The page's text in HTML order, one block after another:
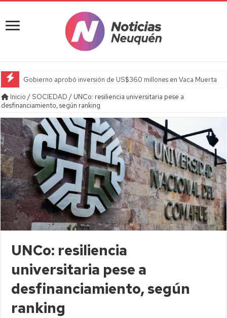
Gobierno aprobó inversión de US$360 millones en Vaca Muerta
Inicio / SOCIEDAD / UNCo: resiliencia universitaria pese a
desfinanciamiento, según ranking
UNCo: resiliencia
universitaria pese a
desfinanciamiento, según
ranking